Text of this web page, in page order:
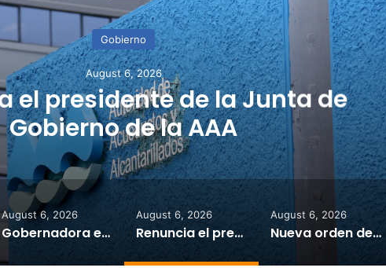
Gobierno
August 6, 2026
de emergencia congela
de agua, hielo, cisternas y
acarreo
August 6, 2026
Gobernadora envía al Senado nombramiento de la designada secretaria de Corrección
August 6, 2026
Renuncia el presidente de la Junta de Gobierno de la AAA
August 6, 2026
Nueva orden de emergencia congela precios de agua, hielo, cisternas y acarreo